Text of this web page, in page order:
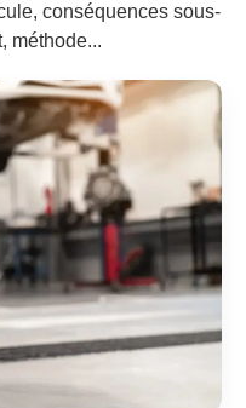
conséquences sous-
méthode...